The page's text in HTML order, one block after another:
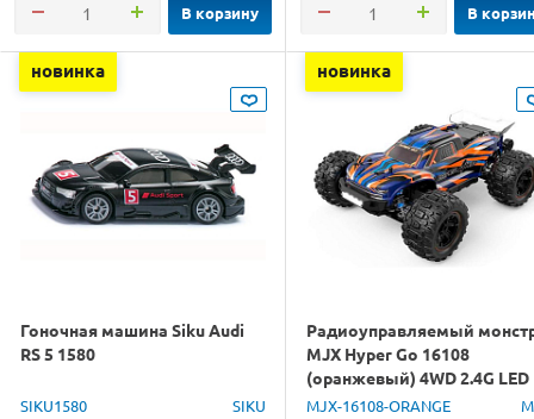
В корзину В
новинка
Гоночная машина Siku Audi
RS 5 1580
SIKU1580 SIKU
новинка
Радиоуправляемый
MJX Hyper Go 16108
(оранжевый) 4WD 2.4G LED
1/16 RTR
MJX-16108-ORANGE